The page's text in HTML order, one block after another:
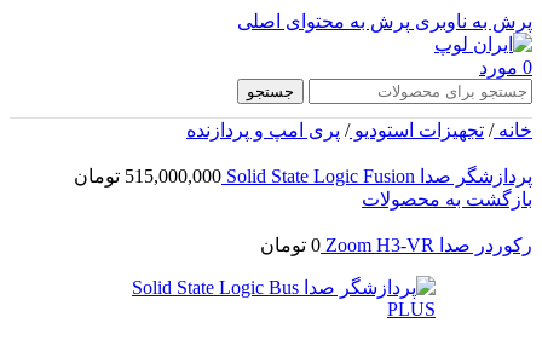
پرش به ناوبری پرش به محتوای اصلی
0 مورد
جستجو
خانه/ تجهیزات استودیو/ پری امپ و پردازنده
پردازشگر صدا Solid State Logic Fusion 515,000,000 تومان
بازگشت به محصولات
رکوردر صدا Zoom H3-VR 0 تومان